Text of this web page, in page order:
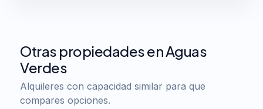
Otras propiedades en Aguas
Verdes
Alquileres con capacidad similar para que
compares opciones.